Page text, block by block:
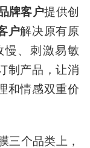
牌客户提供创
户解决原有原
慢、刺激易敏
制产品，让消
和情感双重价
三个品类上，